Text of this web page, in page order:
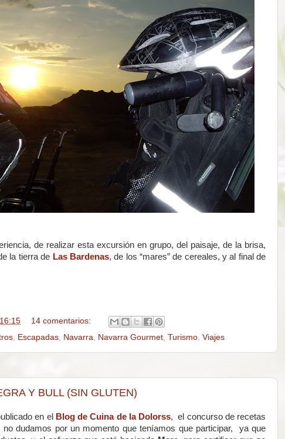
de realizar esta excursión en grupo, del paisaje, de la brisa,
la tierra de Las Bardenas, de los “mares” de cereales, y al final de
16:15
14 comentarios:
, Escapadas, Navarra, Navarra Gourmet, Turismo, Viajes
Y BULL (SIN GLUTEN)
en el Blog de Cuina de la Dolorss, el concurso de recetas
no dudamos por un momento que teníamos que participar, ya que